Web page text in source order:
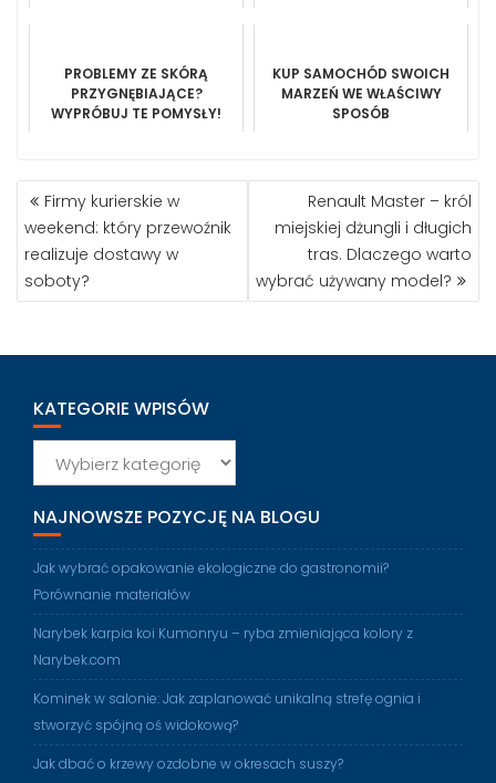
PROBLEMY ZE SKÓRĄ
PRZYGNĘBIAJĄCE?
WYPRÓBUJ TE POMYSŁY!
KUP SAMOCHÓD SWOICH
MARZEŃ WE WŁAŚCIWY
SPOSÓB
NAWIGACJA
WPISU
Firmy kurierskie w
weekend: który przewoźnik
realizuje dostawy w
soboty?
Renault Master – król
miejskiej dżungli i długich
tras. Dlaczego warto
wybrać używany model?
KATEGORIE WPISÓW
wpisów
NAJNOWSZE POZYCJĘ NA BLOGU
Jak wybrać opakowanie ekologiczne do gastronomii?
Porównanie materiałów
Narybek karpia koi Kumonryu – ryba zmieniająca kolory z
Narybek.com
Kominek w salonie: Jak zaplanować unikalną strefę ognia i
stworzyć spójną oś widokową?
Jak dbać o krzewy ozdobne w okresach suszy?